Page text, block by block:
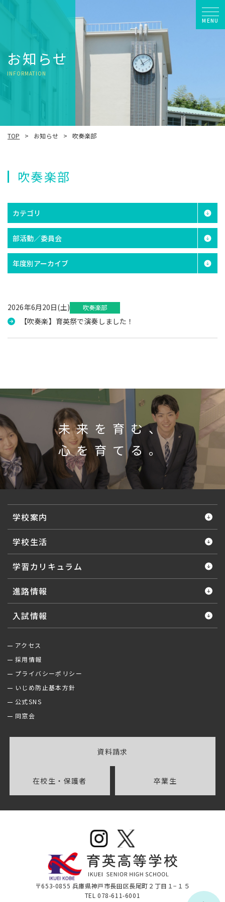
MENU
お知らせ
INFORMATION
TOP お知らせ 吹奏楽部
吹奏楽部
カテゴリ
部活動／委員会
年度別アーカイブ
2026年6月20日(土) 吹奏楽部
【吹奏楽】育英祭で演奏しました！
未来を育む、
心を育てる。
学校案内
学校生活
学習カリキュラム
進路情報
入試情報
アクセス
採用情報
プライバシーポリシー
いじめ防止基本方針
公式SNS
同窓会
資料請求
在校生・保護者 卒業生
〒653-0855 兵庫県神戸市長田区長尾町２丁目１−１５
TEL 078-611-6001